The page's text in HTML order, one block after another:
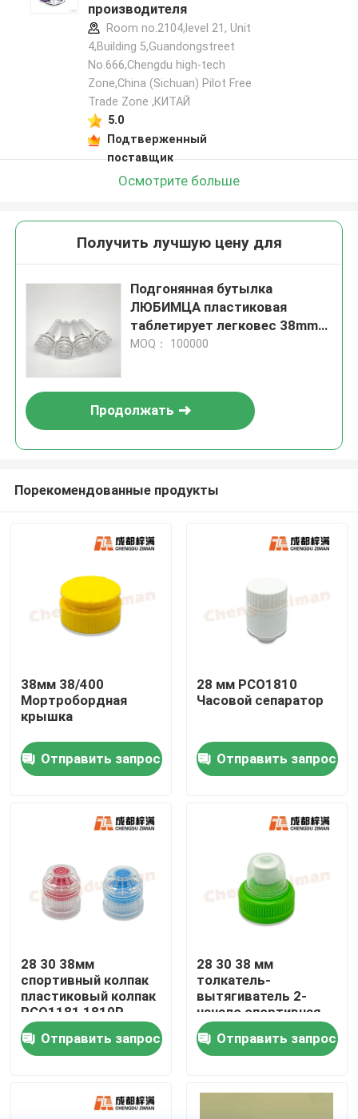
Продукты
Ролики
Проверка качества
Свяжитесь мы
Новости
Упаковка напитка еды
Алюминиевая упаковка напитка
производителя
Room no.2104,level 21, Unit
4,Building 5,Guandongstreet
No.666,Chengdu high-tech
Zone,China (Sichuan) Pilot Free
Trade Zone ,КИТАЙ
5.0
Подтверженный
поставщик
Осмотрите больше
Получить лучшую цену для
Подгонянная бутылка
ЛЮБИМЦА пластиковая
таблетирует легковес 38mm
105g
MOQ： 100000
Продолжать
Порекомендованные продукты
38мм 38/400
Мортробордная
крышка
Отправить запрос
28 мм PCO1810
Часовой сепаратор
Отправить запрос
28 30 38мм
спортивный колпак
пластиковый колпак
PCO1181 1810P
Отправить запрос
28 30 38 мм
толкатель-
вытягиватель 2-
начало спортивная
капсула пластиковая
капсула
Отправить запрос